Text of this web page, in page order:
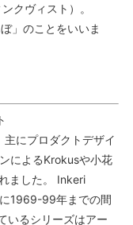
クヴィスト）。
」のことをいいま
にプロダクトデザイ
によるKrokusや小花
ました。 Inkeri
1969-99年までの間
いるシリーズはアー